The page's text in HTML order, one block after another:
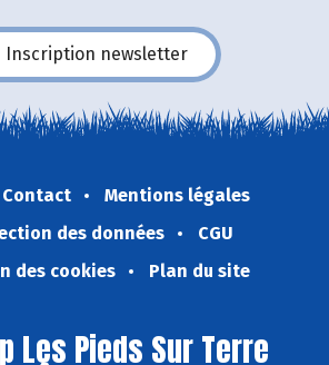
Inscription newsletter
Contact
Mentions légales
des données
CGU
des cookies
Plan du site
Les Pieds Sur Terre